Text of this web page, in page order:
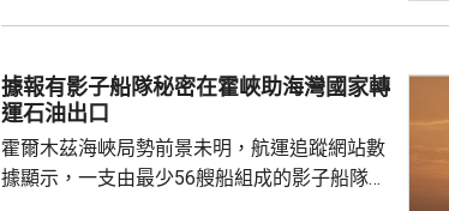
彈。 沙特與美軍中央司令部上月的突襲，聲稱
攻擊伊拉克境內獲伊朗支持的民兵組織，指責
據報有影子船隊秘密在霍峽助海灣國家轉
運石油出口
霍爾木茲海峽局勢前景未明，航運追蹤網站數
據顯示，一支由最少56艘船組成的影子船隊正